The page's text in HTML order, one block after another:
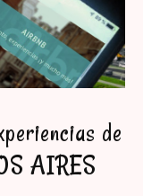
de
AIRES